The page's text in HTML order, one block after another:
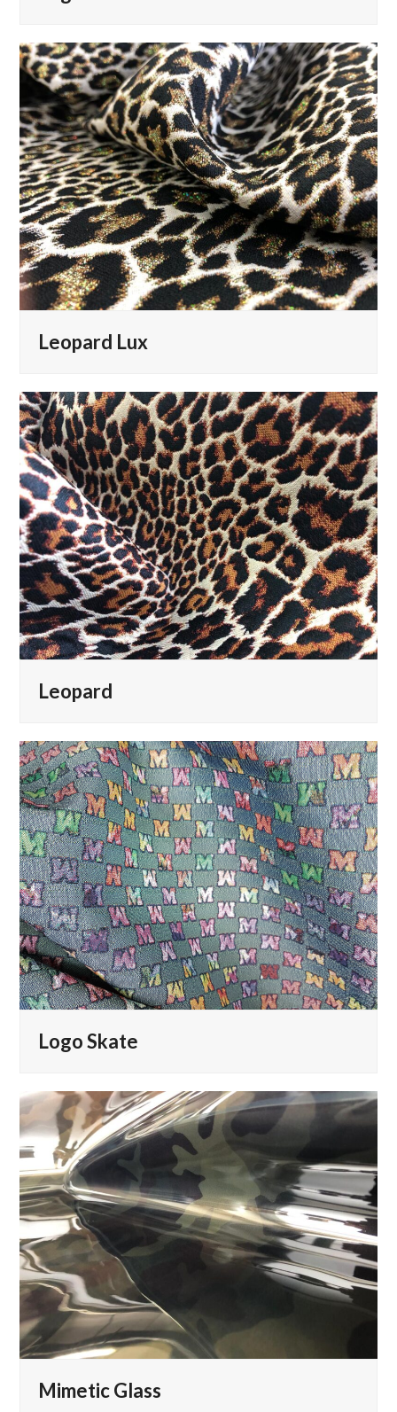
Leopard Lux
Leopard
Logo Skate
Mimetic Glass